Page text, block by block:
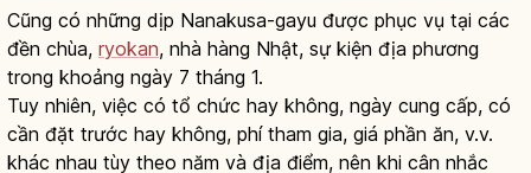
Cũng có những dịp Nanakusa-gayu được phục vụ tại các
đền chùa, ryokan, nhà hàng Nhật, sự kiện địa phương
trong khoảng ngày 7 tháng 1.
Tuy nhiên, việc có tổ chức hay không, ngày cung cấp, có
cần đặt trước hay không, phí tham gia, giá phần ăn, v.v.
khác nhau tùy theo năm và địa điểm, nên khi cân nhắc